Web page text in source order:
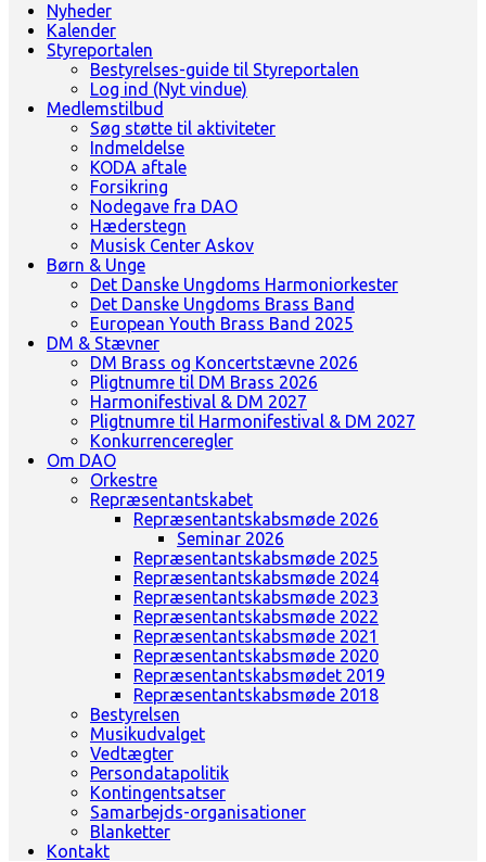
Dansk Amatør Orkesterforbund - DAO
Landsorganisation for amatørblæserorkestre
Nyheder
Kalender
Styreportalen
Bestyrelses-guide til Styreportalen
Log ind (Nyt vindue)
Medlemstilbud
Søg støtte til aktiviteter
Indmeldelse
KODA aftale
Forsikring
Nodegave fra DAO
Hæderstegn
Musisk Center Askov
Børn & Unge
Det Danske Ungdoms Harmoniorkester
Det Danske Ungdoms Brass Band
European Youth Brass Band 2025
DM & Stævner
DM Brass og Koncertstævne 2026
Pligtnumre til DM Brass 2026
Harmonifestival & DM 2027
Pligtnumre til Harmonifestival & DM 2027
Konkurrenceregler
Om DAO
Orkestre
Repræsentantskabet
Repræsentantskabsmøde 2026
Seminar 2026
Repræsentantskabsmøde 2025
Repræsentantskabsmøde 2024
Repræsentantskabsmøde 2023
Repræsentantskabsmøde 2022
Repræsentantskabsmøde 2021
Repræsentantskabsmøde 2020
Repræsentantskabsmødet 2019
Repræsentantskabsmøde 2018
Bestyrelsen
Musikudvalget
Vedtægter
Persondatapolitik
Kontingentsatser
Samarbejds-organisationer
Blanketter
Kontakt